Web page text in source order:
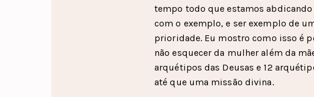
tempo todo que estamos
com o exemplo, e ser exemplo de
prioridade. Eu mostro como isso é
não esquecer da mulher além da
arquétipos das Deusas e 12
até que uma missão divina.